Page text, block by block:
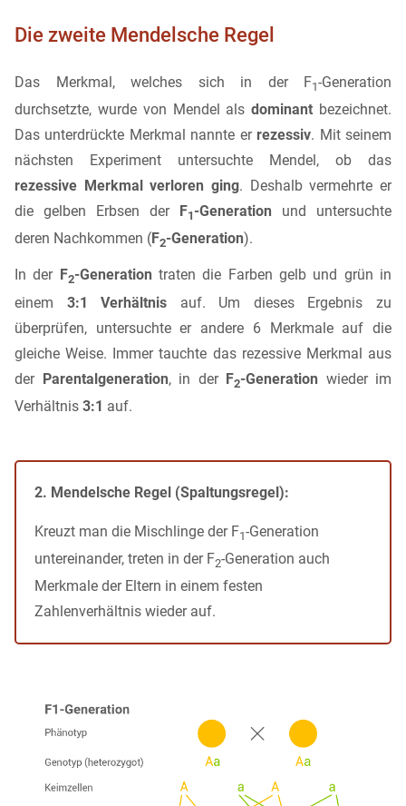
Die zweite Mendelsche Regel
Das Merkmal, welches sich in der F1-Generation
durchsetzte, wurde von Mendel alsdominant bezeichnet.
Das unterdrückte Merkmal nannte er rezessiv. Mit seinem
nächsten Experiment untersuchte Mendel, ob das
rezessive Merkmal verloren ging. Deshalb vermehrte er
die gelben Erbsen der F1 -Generation und untersuchte
deren Nachkommen (F2-Generation).
In der F2-Generation traten die Farben gelb und grün in
einem 3:1 Verhältnis auf. Um dieses Ergebnis zu
überprüfen, untersuchte er andere 6 Merkmale auf die
gleiche Weise. Immer tauchte das rezessive Merkmal aus
der Parentalgeneration, in der F2-Generation wieder im
Verhältnis 3:1 auf.
2. Mendelsche Regel (Spaltungsregel):
Kreuzt man die Mischlinge der F1-Generation
untereinander, treten in der F2-Generation auch
Merkmale der Eltern in einem festen
Zahlenverhältnis wieder auf.